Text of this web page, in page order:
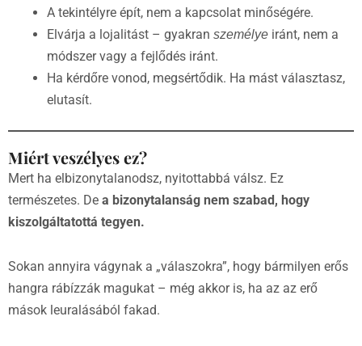
A tekintélyre épít, nem a kapcsolat minőségére.
Elvárja a lojalitást – gyakran személye iránt, nem a
módszer vagy a fejlődés iránt.
Ha kérdőre vonod, megsértődik. Ha mást választasz,
elutasít.
Miért veszélyes ez?
Mert ha elbizonytalanodsz, nyitottabbá válsz. Ez
természetes. De a bizonytalanság nem szabad, hogy
kiszolgáltatottá tegyen.
Sokan annyira vágynak a „válaszokra”, hogy bármilyen erős
hangra rábízzák magukat – még akkor is, ha az az erő
mások leuralásából fakad.